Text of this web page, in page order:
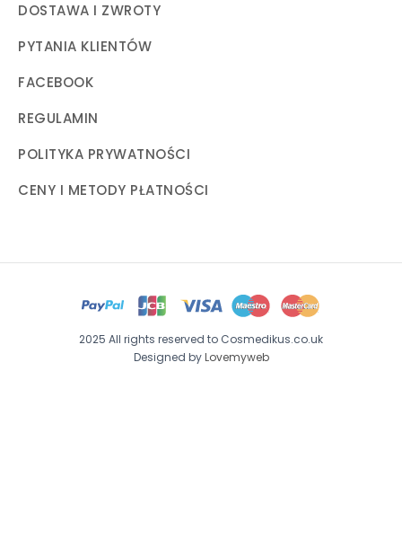
DOSTAWA I ZWROTY
PYTANIA KLIENTÓW
FACEBOOK
REGULAMIN
POLITYKA PRYWATNOŚCI
CENY I METODY PŁATNOŚCI
2025 All rights reserved to Cosmedikus.co.uk
Designed byLovemyweb